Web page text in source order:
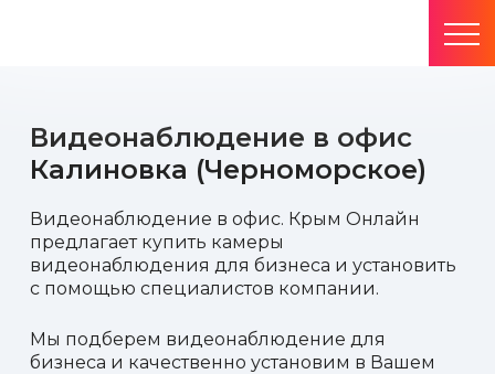
Видеонаблюдение в офис
Калиновка (Черноморское)
Видеонаблюдение в офис. Крым Онлайн
предлагает купить камеры
видеонаблюдения для бизнеса и установить
с помощью специалистов компании.
Мы подберем видеонаблюдение для
бизнеса и качественно установим в Вашем